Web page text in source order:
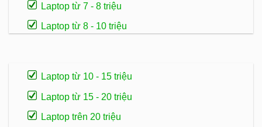
Laptop từ 7 - 8 triệu
Laptop từ 8 - 10 triệu
Laptop từ 10 - 15 triệu
Laptop từ 15 - 20 triệu
Laptop trên 20 triệu